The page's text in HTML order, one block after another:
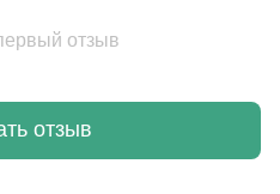
отзыв
отзыв